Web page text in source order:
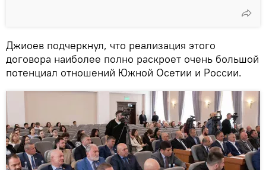
Джиоев подчеркнул, что реализация этого
договора наиболее полно раскроет очень большой
потенциал отношений Южной Осетии и России.